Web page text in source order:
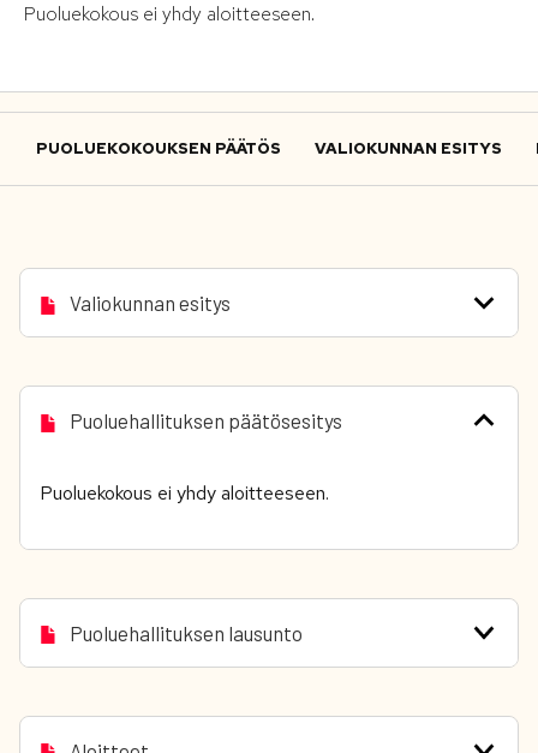
Puoluekokous ei yhdy aloitteeseen.
PUOLUEKOKOUKSEN PÄÄTÖS VALIOKUNNAN ESITYS
Valiokunnan esitys
Puoluehallituksen päätösesitys
Puoluekokous ei yhdy aloitteeseen.
Puoluehallituksen lausunto